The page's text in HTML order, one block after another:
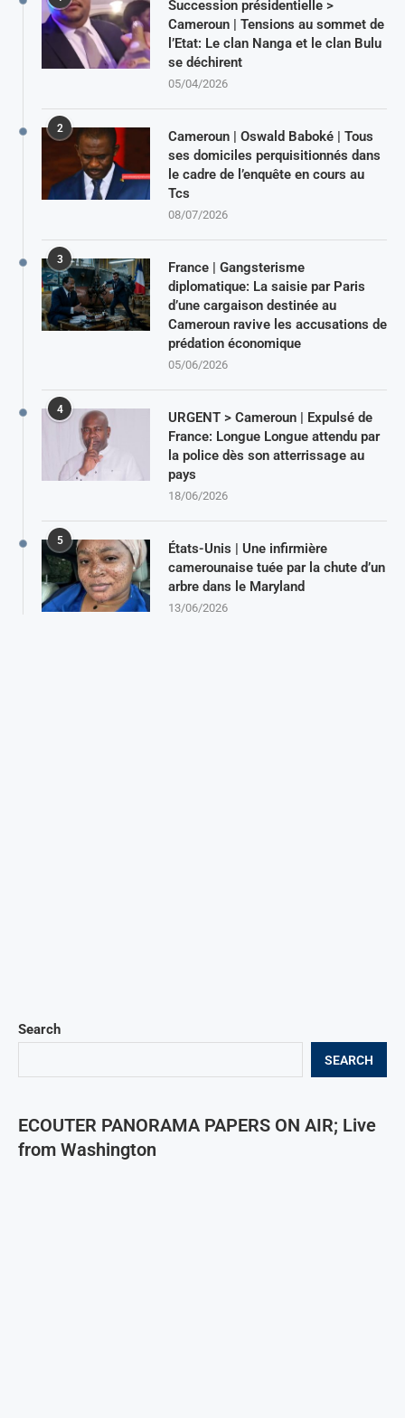
Search
SEARCH
ECOUTER PANORAMA PAPERS ON AIR; Live
from Washington
Succession présidentielle >
Cameroun | Tensions au sommet de
l’Etat: Le clan Nanga et le clan Bulu
se déchirent
05/04/2026
2
Cameroun | Oswald Baboké | Tous
ses domiciles perquisitionnés dans
le cadre de l’enquête en cours au
Tcs
08/07/2026
3
France | Gangsterisme
diplomatique: La saisie par Paris
d’une cargaison destinée au
Cameroun ravive les accusations de
prédation économique
05/06/2026
4
URGENT > Cameroun | Expulsé de
France: Longue Longue attendu par
la police dès son atterrissage au
pays
18/06/2026
5
États-Unis | Une infirmière
camerounaise tuée par la chute d’un
arbre dans le Maryland
13/06/2026